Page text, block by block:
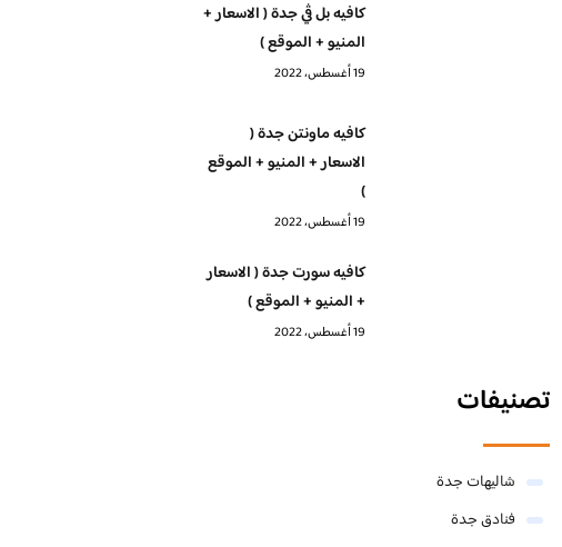
كافيه بل ڤي جدة ( الاسعار +
المنيو + الموقع )
19 أغسطس، 2022
كافيه ماونتن جدة (
الاسعار + المنيو + الموقع
)
19 أغسطس، 2022
كافيه سورت جدة ( الاسعار
+ المنيو + الموقع )
19 أغسطس، 2022
تصنيفات
شاليهات جدة
فنادق جدة